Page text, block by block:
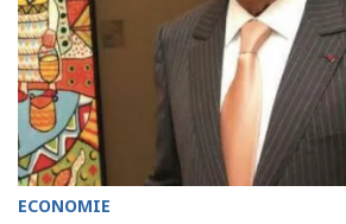
ECONOMIE